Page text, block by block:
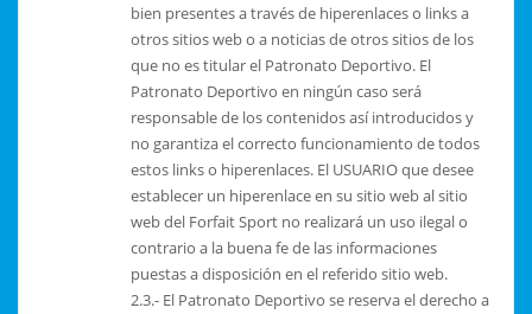
bien presentes a través de hiperenlaces o links a
otros sitios web o a noticias de otros sitios de los
que no es titular el Patronato Deportivo. El
Patronato Deportivo en ningún caso será
responsable de los contenidos así introducidos y
no garantiza el correcto funcionamiento de todos
estos links o hiperenlaces. El USUARIO que desee
establecer un hiperenlace en su sitio web al sitio
web del Forfait Sport no realizará un uso ilegal o
contrario a la buena fe de las informaciones
puestas a disposición en el referido sitio web.
2.3.- El Patronato Deportivo se reserva el derecho a